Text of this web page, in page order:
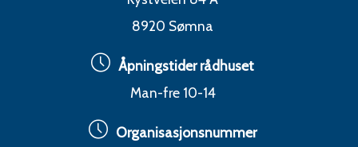
8920 Sømna
Åpningstider rådhuset
Man-fre 10-14
Organisasjonsnummer